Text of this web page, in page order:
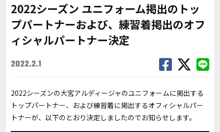
2022シーズン ユニフォーム掲出のトッ
プパートナーおよび、練習着掲出のオフ
ィシャルパートナー決定
2022.2.1
2022シーズンの大宮アルディージャのユニフォームに掲出する
トップパートナー、および練習着に掲出するオフィシャルパー
トナーが、以下のとおり決定しましたのでお知らせします。